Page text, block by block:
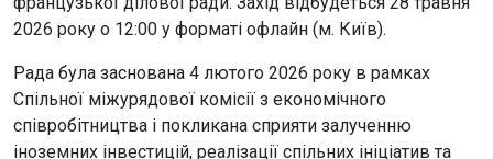
2026 року о 12:00 у форматі офлайн (м. Київ).
Рада була заснована 4 лютого 2026 року в рамках
Спільної міжурядової комісії з економічного
співробітництва і покликана сприяти залученню
іноземних інвестицій, реалізації спільних ініціатив та